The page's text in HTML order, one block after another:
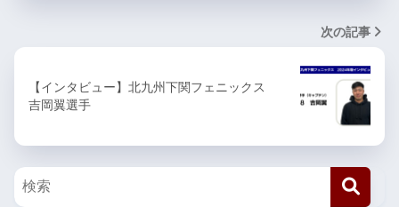
次の記事
【インタビュー】北九州下関フェニックス
吉岡翼選手